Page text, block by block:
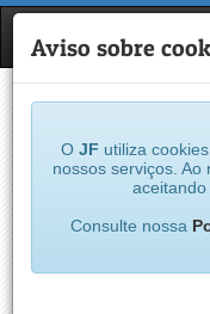
JF
Aviso sobre
O JF utiliza
nossos serviços.
aceitando
Consulte nossa